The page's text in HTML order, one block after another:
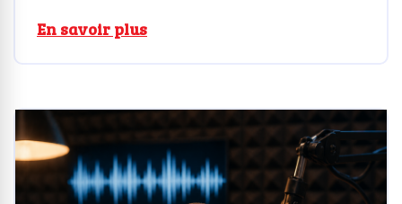
En savoir plus